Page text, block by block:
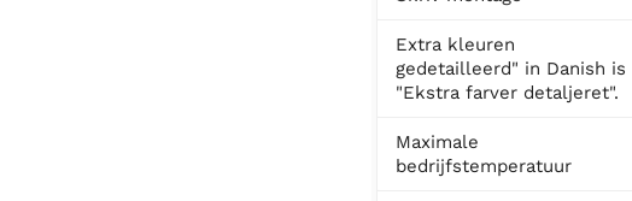
Extra kleuren
gedetailleerd" in Danish is
"Ekstra farver detaljeret".
Maximale
bedrijfstemperatuur